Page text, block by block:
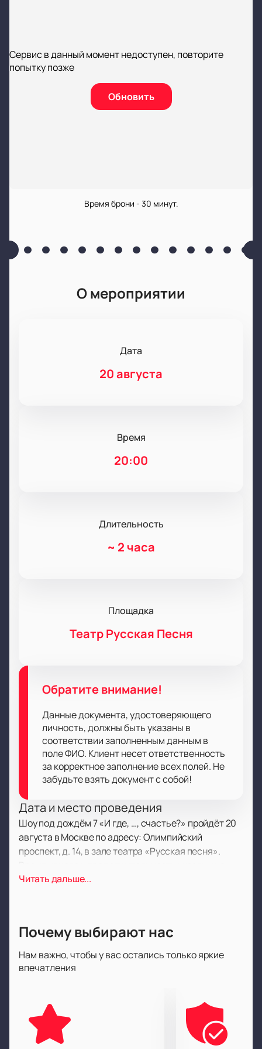
Сервис в данный момент недоступен, повторите
попытку позже
Обновить
Время брони - 30 минут.
О мероприятии
Дата
20 августа
Время
20:00
Длительность
~ 2 часа
Площадка
Театр Русская Песня
Обратите внимание!
Данные документа, удостоверяющего
личность, должны быть указаны в
соответствии заполненным данным в
поле ФИО. Клиент несет ответственность
за корректное заполнение всех полей. Не
забудьте взять документ с собой!
Дата и место проведения
Шоу под дождём 7 «И где, …, счастье?» пройдёт 20
августа в Москве по адресу: Олимпийский
проспект, д. 14, в зале театра «Русская песня».
нашем сайте.
Театр танца «Шторм» из Санкт-Петербурга
отмечает юбилей специальным выпуском.
Программа включает обзор 15 лет работы
коллектива. На сцену выйдут артисты и резиденты
миниатюры, отдельные номера, монологи и танцы
под дождём.
Организатор подготовил темы о юморе, романтике,
Читать дальше...
Почему выбирают нас
Нам важно, чтобы у вас остались только яркие
впечатления